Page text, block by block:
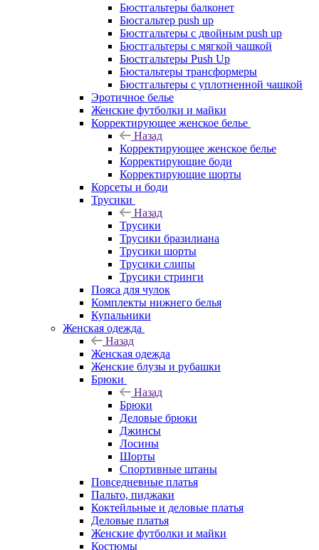
Бюстгальтеры балконет
Бюсгальтер push up
Бюстгальтеры с двойным push up
Бюстгальтеры с мягкой чашкой
Бюстгальтеры Push Up
Бюстальтеры трансформеры
Бюстгальтеры с уплотненной чашкой
Эротичное белье
Женские футболки и майки
Корректирующее женское белье
Назад
Корректирующее женское белье
Корректирующие боди
Корректирующие шорты
Корсеты и боди
Трусики
Назад
Трусики
Трусики бразилиана
Трусики шорты
Трусики слипы
Трусики стринги
Пояса для чулок
Комплекты нижнего белья
Купальники
Женская одежда
Назад
Женская одежда
Женские блузы и рубашки
Брюки
Назад
Брюки
Деловые брюки
Джинсы
Лосины
Шорты
Спортивные штаны
Повседневные платья
Пальто, пиджаки
Коктейльные и деловые платья
Деловые платья
Женские футболки и майки
Костюмы